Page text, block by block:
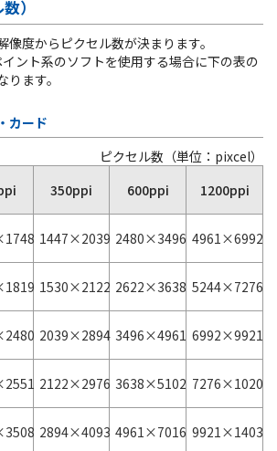
）
像度からピクセル数が決まります。
ント系のソフトを使用する場合に下の表の
ます。
カード
ピクセル数（単位：pixcel）
350ppi 600ppi 1200ppi
1447×2039 2480×3496 4961×6992
1530×2122 2622×3638 5244×7276
2039×2894 3496×4961 6992×9921
2122×2976 3638×5102 7276×10205
2894×4093 4961×7016 9921×14031